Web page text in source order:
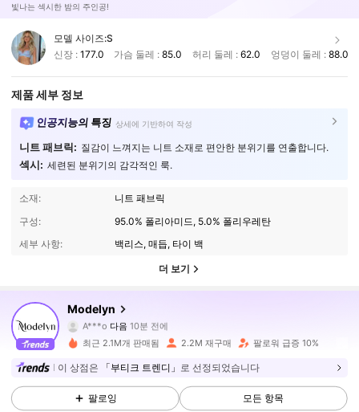
빛나는 섹시한 밤의 주인공!
모델 사이즈:S
신장 : 177.0 가슴 둘레 :85.0 허리 둘레 : 62.0 엉덩이 둘레 : 88.0
제품 세부 정보
인공지능의 특징 상세에 기반하여 작성
니트 패브릭: 질감이 느껴지는 니트 소재로 편안한 분위기를 연출합니다.
섹시: 세련된 분위기의 감각적인 룩.
소재:
니트 패브릭
구성:
95.0% 폴리아미드, 5.0% 폴리우레탄
세부 사항:
백리스, 매듭, 타이 백
더 보기
Modelyn
f***i가 탐색 중입니다
4.92
1.2M 팔로워
4.92 1.2M 팔로워
최근 2.1M개 판매됨 2.2M 재구매 팔로워 급증 10%
이 상점은 「부티크 트렌디」 로 선정되었습니다
팔로잉 모든 항목